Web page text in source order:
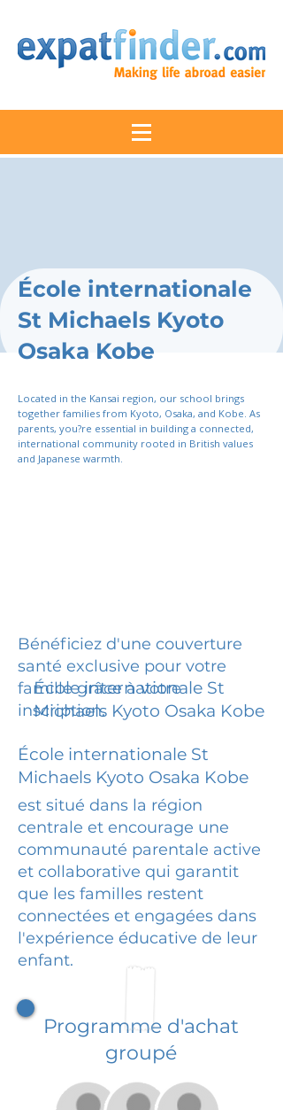
École internationale
St Michaels Kyoto
Osaka Kobe
Located in the Kansai region, our school brings
together families from Kyoto, Osaka, and Kobe. As
parents, you?re essential in building a connected,
international community rooted in British values
and Japanese warmth.
Bénéficiez d'une couverture
santé exclusive pour votre
famille grâce à votre
inscription.
École internationale St
Michaels Kyoto Osaka Kobe
École internationale St
Michaels Kyoto Osaka Kobe
est situé dans la région
centrale et encourage une
communauté parentale active
et collaborative qui garantit
que les familles restent
connectées et engagées dans
l'expérience éducative de leur
enfant.
Programme d'achat
groupé